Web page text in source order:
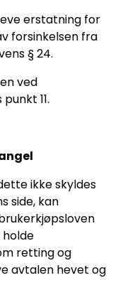
erstatning for
forsinkelsen fra
§ 24.
ved
11.
ikke skyldes
side, kan
retting og
avtalen hevet og